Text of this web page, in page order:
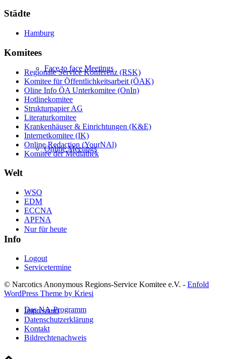
Face to face Meetings
Online Meetings
Nur für heute
Das NA-Programm
Städte
Hamburg
Komitees
Regionale Service Konferenz (RSK)
Komitee für Öffentlichkeitsarbeit (ÖAK)
Oline Info ÖA Unterkomitee (OnIn)
Hotlinekomitee
Strukturpapier AG
Literaturkomitee
Krankenhäuser & Einrichtungen (K&E)
Internetkomitee (IK)
Online Redaction (YourNAl)
Komitee der Mediathek
Welt
WSO
EDM
ECCNA
APFNA
Info
Logout
Servicetermine
© Narcotics Anonymous Regions-Service Komitee e.V. - Enfold
WordPress Theme by Kriesi
Impressum
Datenschutzerklärung
Kontakt
Bildrechtenachweis